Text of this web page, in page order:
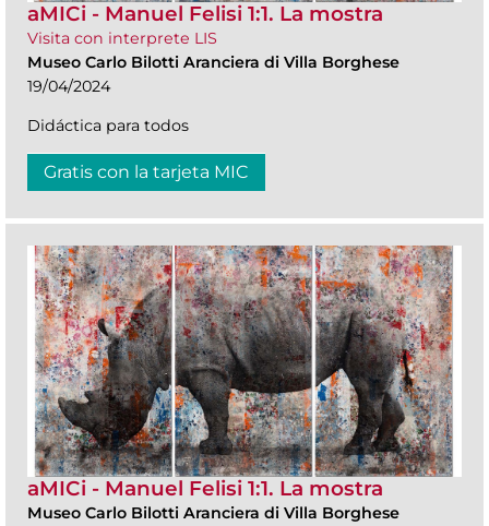
aMICi - Manuel Felisi 1:1. La mostra
Visita con interprete LIS
Museo Carlo Bilotti Aranciera di Villa Borghese
19/04/2024
Didáctica para todos
Gratis con la tarjeta MIC
aMICi - Manuel Felisi 1:1. La mostra
Museo Carlo Bilotti Aranciera di Villa Borghese